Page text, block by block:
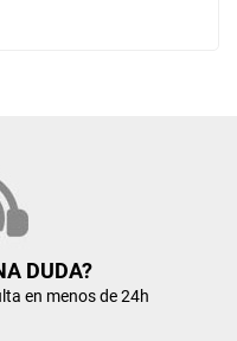
DUDA?
en menos de 24h